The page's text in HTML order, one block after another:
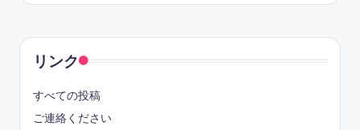
リンク
すべての投稿
ご連絡ください